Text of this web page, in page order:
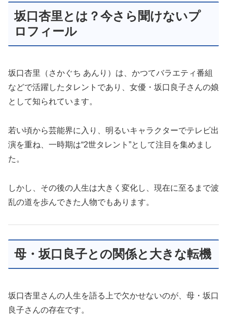
坂口杏里とは？今さら聞けないプ
ロフィール
坂口杏里（さかぐち あんり）は、かつてバラエティ番組
などで活躍したタレントであり、女優・坂口良子さんの娘
として知られています。
若い頃から芸能界に入り、明るいキャラクターでテレビ出
演を重ね、一時期は“2世タレント”として注目を集めまし
た。
しかし、その後の人生は大きく変化し、現在に至るまで波
乱の道を歩んできた人物でもあります。
母・坂口良子との関係と大きな転機
坂口杏里さんの人生を語る上で欠かせないのが、母・坂口
良子さんの存在です。